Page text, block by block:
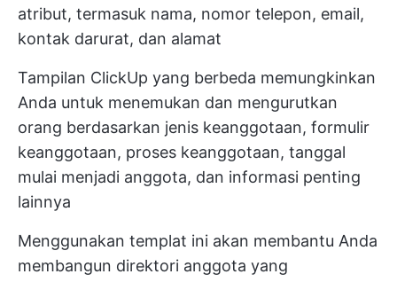
atribut, termasuk nama, nomor telepon, email,
kontak darurat, dan alamat
Tampilan ClickUp yang berbeda memungkinkan
Anda untuk menemukan dan mengurutkan
orang berdasarkan jenis keanggotaan, formulir
keanggotaan, proses keanggotaan, tanggal
mulai menjadi anggota, dan informasi penting
lainnya
Menggunakan templat ini akan membantu Anda
membangun direktori anggota yang